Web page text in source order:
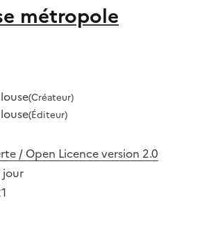
métropole
(Créateur)
(Éditeur)
/ Open Licence version 2.0
jour